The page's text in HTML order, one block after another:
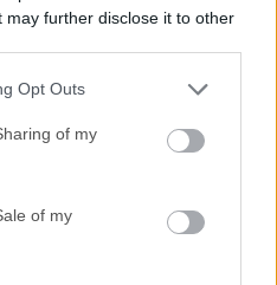
may further disclose it to other
Opt Outs
of my
of my
que desees compartir